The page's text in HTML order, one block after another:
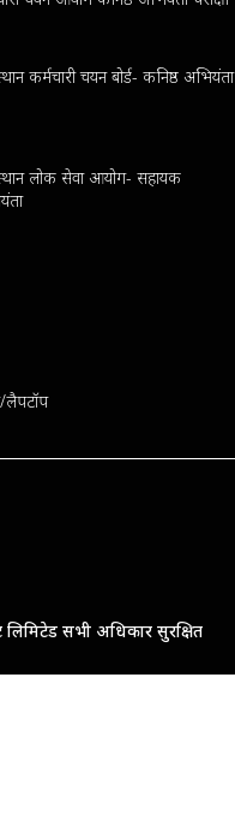
कर्मचारी चयन बोर्ड- कनिष्ठ अभियंता
लोक सेवा आयोग- सहायक
लैपटॉप
सभी अधिकार सुरक्षित